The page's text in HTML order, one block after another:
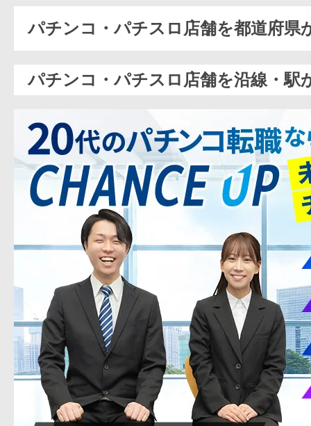
パチンコ・パチスロ店舗を都道府県
パチンコ・パチスロ店舗を沿線・駅